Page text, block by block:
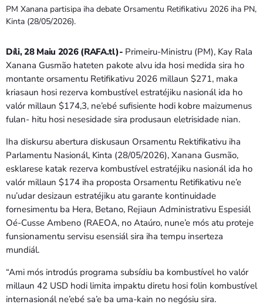
7:00 AM - 9:00 AM
Bom dia RAFA
7:00 AM - 10:00 AM
PM Xanana partisipa iha debate Orsamentu Retifikativu 2026 iha PN,
Kinta (28/05/2026).
Díli, 28 Maiu 2026 (RAFA.tl)- Primeiru-Ministru (PM), Kay Rala
Xanana Gusmão hateten pakote alvu ida hosi medida sira ho
montante orsamentu Retifikativu 2026 millaun $271, maka
kriasaun hosi rezerva kombustível estratéjiku nasionál ida ho
valór millaun $174,3, ne’ebé sufisiente hodi kobre maizumenus
fulan- hitu hosi nesesidade sira produsaun eletrisidade nian.
Iha diskursu abertura diskusaun Orsamentu Rektifikativu iha
Parlamentu Nasionál, Kinta (28/05/2026), Xanana Gusmão,
esklarese katak rezerva kombustível estratéjiku nasionál ida ho
valór millaun $174 iha proposta Orsamentu Retifikativu ne’e
nu’udar desizaun estratéjiku atu garante kontinuidade
fornesimentu ba Hera, Betano, Rejiaun Administrativu Espesiál
Oé-Cusse Ambeno (RAEOA, no Ataúro, nune’e mós atu proteje
funsionamentu servisu esensiál sira iha tempu inserteza
mundiál.
“Ami mós introdús programa subsídiu ba kombustível ho valór
millaun 42 USD hodi limita impaktu diretu hosi folin kombustível
internasionál ne’ebé sa’e ba uma-kain no negósiu sira.